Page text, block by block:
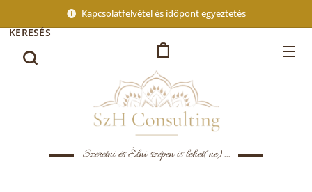
Kapcsolatfelvétel és időpont egyeztetés
Szeretni és Élni szépen is lehet(ne)...
KERESÉS